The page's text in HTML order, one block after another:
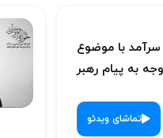
با موضوع
به پیام رهبر
تماشای ویدئو